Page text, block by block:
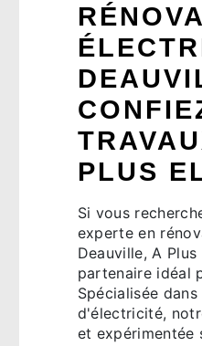
PLUS
Si vous
experte en
Deauville, A
partenaire idéal
Spécialisée
d'électricité,
et expérimentée